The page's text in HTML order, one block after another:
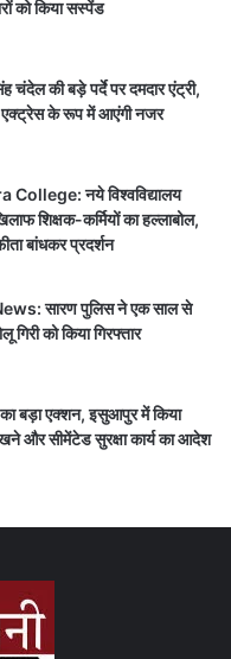
को किया सस्पेंड
चंदेल की बड़े पर्दे पर दमदार एंट्री,
एक्ट्रेस के रूप में आएंगी नजर
नये विश्वविद्यालय
शिक्षक-कर्मियों का हल्लाबोल,
बांधकर प्रदर्शन
सारण पुलिस ने एक साल से
गिरी को किया गिरफ्तार
बड़ा एक्शन, इसुआपुर में किया
और सीमेंटेड सुरक्षा कार्य का आदेश